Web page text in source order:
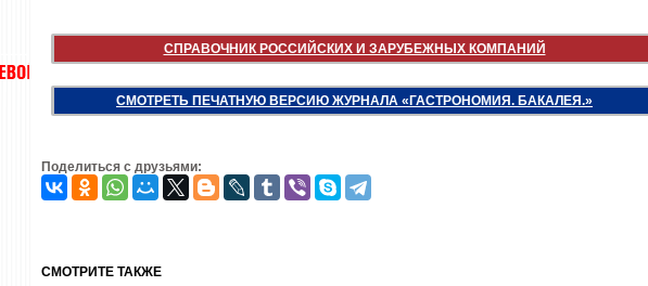
СПРАВОЧНИК РОССИЙСКИХ И ЗАРУБЕЖНЫХ КОМПАНИЙ
СМОТРЕТЬ ПЕЧАТНУЮ ВЕРСИЮ ЖУРНАЛА «ГАСТРОНОМИЯ. БАКАЛЕЯ.»
Поделиться с друзьями:
CМОТРИТЕ ТАКЖЕ